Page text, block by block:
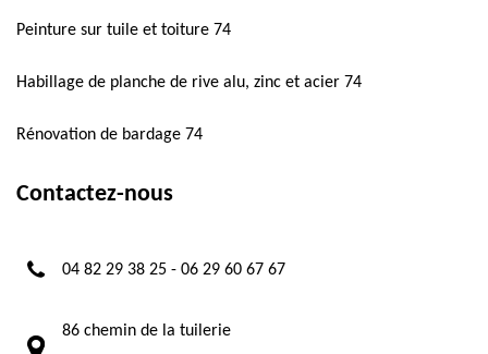
Peinture sur tuile et toiture 74
Habillage de planche de rive alu, zinc et acier 74
Rénovation de bardage 74
Contactez-nous
04 82 29 38 25 - 06 29 60 67 67
86 chemin de la tuilerie